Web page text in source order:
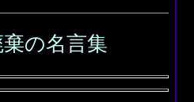
の名言集